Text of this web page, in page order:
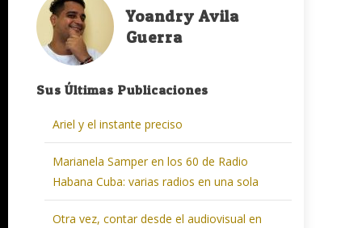
Yoandry Avila
Guerra
Sus Últimas Publicaciones
Ariel y el instante preciso
Marianela Samper en los 60 de Radio
Habana Cuba: varias radios en una sola
Otra vez, contar desde el audiovisual en